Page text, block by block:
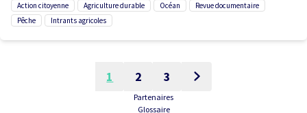
action citoyenne agriculture durable océan
revue documentaire
pêche
intrants agricoles
1 2 3
Partenaires
Glossaire